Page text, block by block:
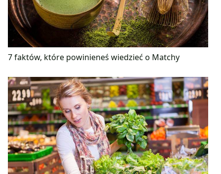
7 faktów, które powinieneś wiedzieć o Matchy